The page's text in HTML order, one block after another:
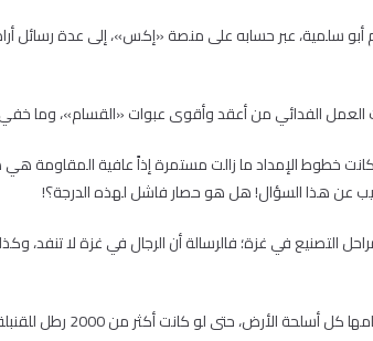
أبو سلمية، عبر حسابه على منصة «إكس»، إلى عدة رسائل
العمل الفدائي من أعقد وأقوى عبوات «القسام»، وما
خطوط الإمداد ما زالت مستمرة إذاً عافية المقاومة
عن هذا السؤال! هل هو حصار فاشل لهذه الدرجة؟!
التصنيع في غزة؛ فالرسالة أن الرجال في غزة لا تنفد،
الأرض، حتى لو كانت أكثر من 2000 رطل للقنبلة.